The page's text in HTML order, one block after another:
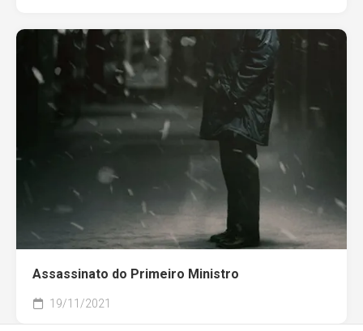
Assassinato do Primeiro Ministro
19/11/2021